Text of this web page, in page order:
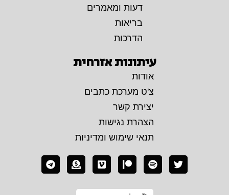
דעות ומאמרים
בריאות
הדרכות
עיתונות אזרחית
אודות
צ'ט מערכת כתבים
יצירת קשר
הצהרת נגישות
תנאי שימוש ומדיניות